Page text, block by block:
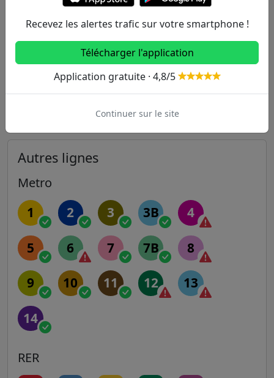
Barbusse - Martre 54 174 341 460m
Quartier Nord / Quai de Clichy 140 489m
514m
Autres lignes
Metro
1 2 3 3B 4
5 6 7 7B 8
9 10 11 12 13
14
RER
Recevez les alertes trafic sur votre smartphone !
Télécharger l'application
Application gratuite · 4,8/5
Continuer sur le site